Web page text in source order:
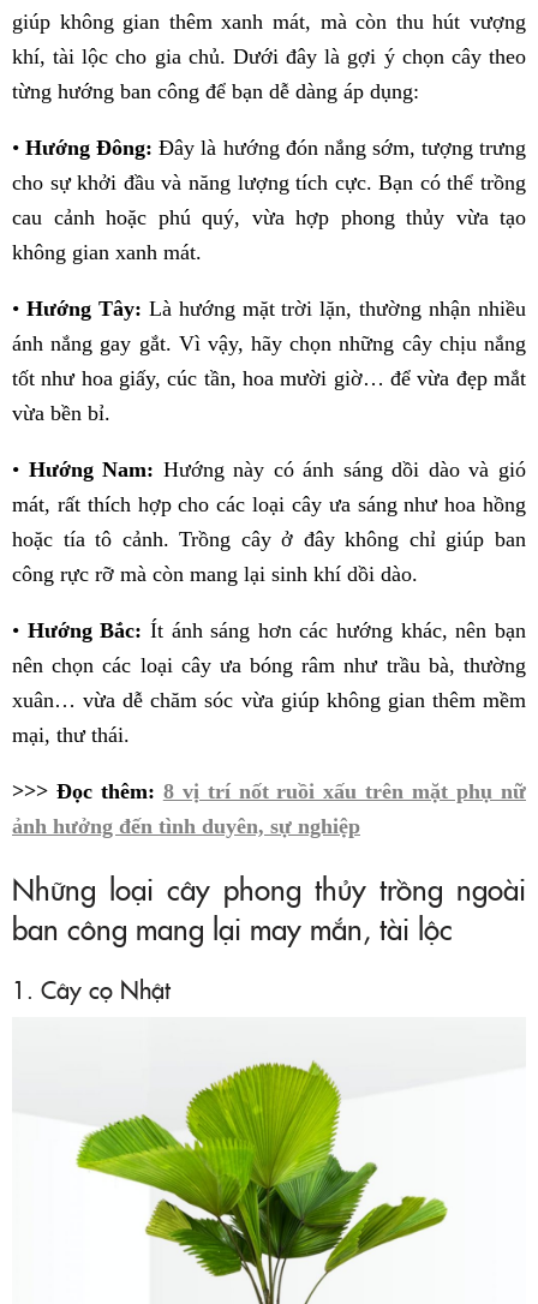
giúp không gian thêm xanh mát, mà còn thu hút vượng
khí, tài lộc cho gia chủ. Dưới đây là gợi ý chọn cây theo
từng hướng ban công để bạn dễ dàng áp dụng:
•Hướng Đông: Đây là hướng đón nắng sớm, tượng trưng
cho sự khởi đầu và năng lượng tích cực. Bạn có thể trồng
cau cảnh hoặc phú quý, vừa hợp phong thủy vừa tạo
không gian xanh mát.
• Hướng Tây: Là hướng mặt trời lặn, thường nhận nhiều
ánh nắng gay gắt. Vì vậy, hãy chọn những cây chịu nắng
tốt như hoa giấy, cúc tần, hoa mười giờ… để vừa đẹp mắt
vừa bền bỉ.
• Hướng Nam: Hướng này có ánh sáng dồi dào và gió
mát, rất thích hợp cho các loại cây ưa sáng như hoa hồng
hoặc tía tô cảnh. Trồng cây ở đây không chỉ giúp ban
công rực rỡ mà còn mang lại sinh khí dồi dào.
• Hướng Bắc: Ít ánh sáng hơn các hướng khác, nên bạn
nên chọn các loại cây ưa bóng râm như trầu bà, thường
xuân… vừa dễ chăm sóc vừa giúp không gian thêm mềm
mại, thư thái.
>>> Đọc thêm: 8 vị trí nốt ruồi xấu trên mặt phụ nữ
ảnh hưởng đến tình duyên, sự nghiệp
Những loại cây phong thủy trồng ngoài
ban công mang lại may mắn, tài lộc
1. Cây cọ Nhật